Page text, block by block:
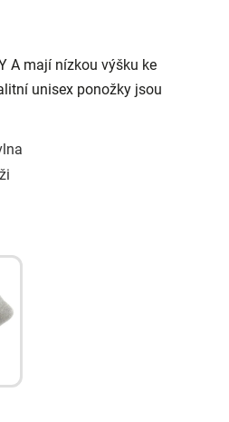
A mají nízkou výšku ke
unisex ponožky jsou